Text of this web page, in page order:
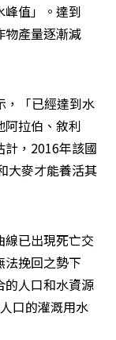
峰值」。達到
物產量逐漸減
，「已經達到水
阿拉伯、敘利
，2016年該國
大麥才能養活其
線已出現死亡交
法挽回之勢下
的人口和水資源
口的灌溉用水